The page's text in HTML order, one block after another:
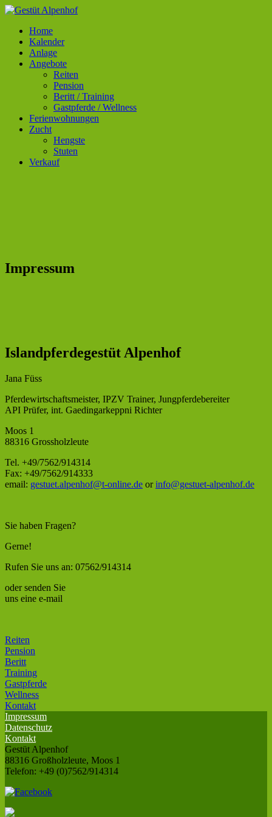
Gestüt Alpenhof
88316 Großholzleute
Home
Kalender
Anlage
Angebote
Reiten
Pension
Beritt / Training
Gastpferde / Wellness
Ferienwohnungen
Zucht
Hengste
Stuten
Verkauf
Impressum
Islandpferdegestüt Alpenhof
Jana Füss
Pferdewirtschaftsmeister, IPZV Trainer, Jungpferdebereiter
API Prüfer, int. Gaedingarkeppni Richter
Moos 1
88316 Grossholzleute
Tel. +49/7562/914314
Fax: +49/7562/914333
email: gestuet.alpenhof@t-online.de orinfo@gestuet-alpenhof.de
Sie haben Fragen?
Gerne!
Rufen Sie uns an: 07562/914314
oder senden Sie
uns eine e-mail
Reiten
Pension
Beritt
Training
Gastpferde
Wellness
Kontakt
Impressum
Datenschutz
Kontakt
Gestüt Alpenhof
88316 Großholzleute, Moos 1
Telefon: +49 (0)7562/914314